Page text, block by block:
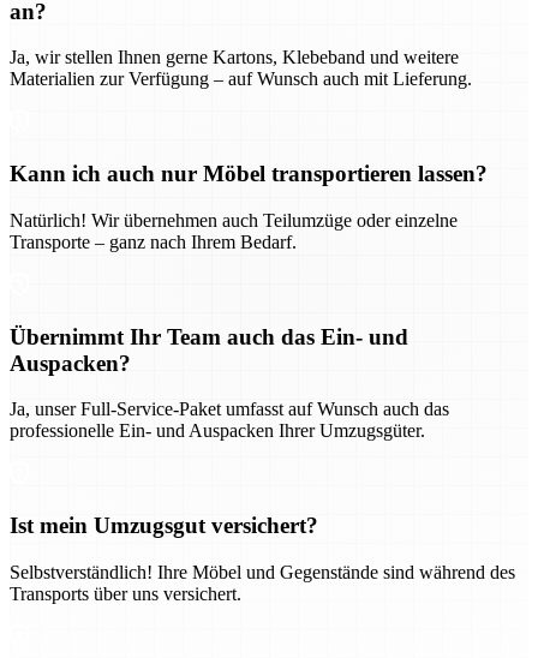
an?
Ja, wir stellen Ihnen gerne Kartons, Klebeband und weitere
Materialien zur Verfügung – auf Wunsch auch mit Lieferung.
Kann ich auch nur Möbel transportieren lassen?
Natürlich! Wir übernehmen auch Teilumzüge oder einzelne
Transporte – ganz nach Ihrem Bedarf.
Übernimmt Ihr Team auch das Ein- und
Auspacken?
Ja, unser Full-Service-Paket umfasst auf Wunsch auch das
professionelle Ein- und Auspacken Ihrer Umzugsgüter.
Ist mein Umzugsgut versichert?
Selbstverständlich! Ihre Möbel und Gegenstände sind während des
Transports über uns versichert.